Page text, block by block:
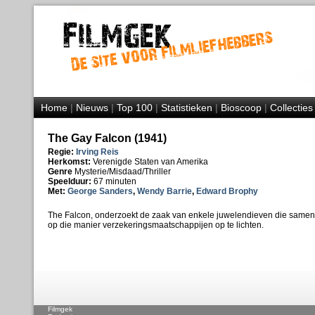
Home|Nieuws|Top 100|Statistieken|Bioscoop|Collecties
The Gay Falcon (1941)
Regie: Irving Reis
Herkomst: Verenigde Staten van Amerika
Genre Mysterie/Misdaad/Thriller
Speelduur: 67 minuten
Met: George Sanders, Wendy Barrie, Edward Brophy
The Falcon, onderzoekt de zaak van enkele juwelendieven die
op die manier verzekeringsmaatschappijen op te lichten.
Filmgek